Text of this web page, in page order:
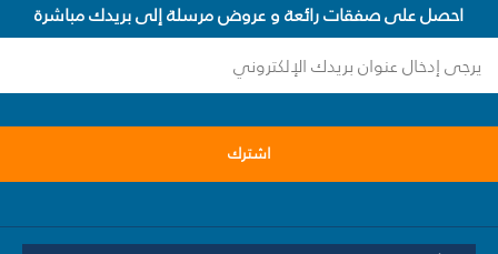
احصل على صفقات رائعة و عروض مرسلة إلى بريدك مباشرة
اشترك